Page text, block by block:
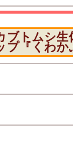
ブトムシ
わかぶ